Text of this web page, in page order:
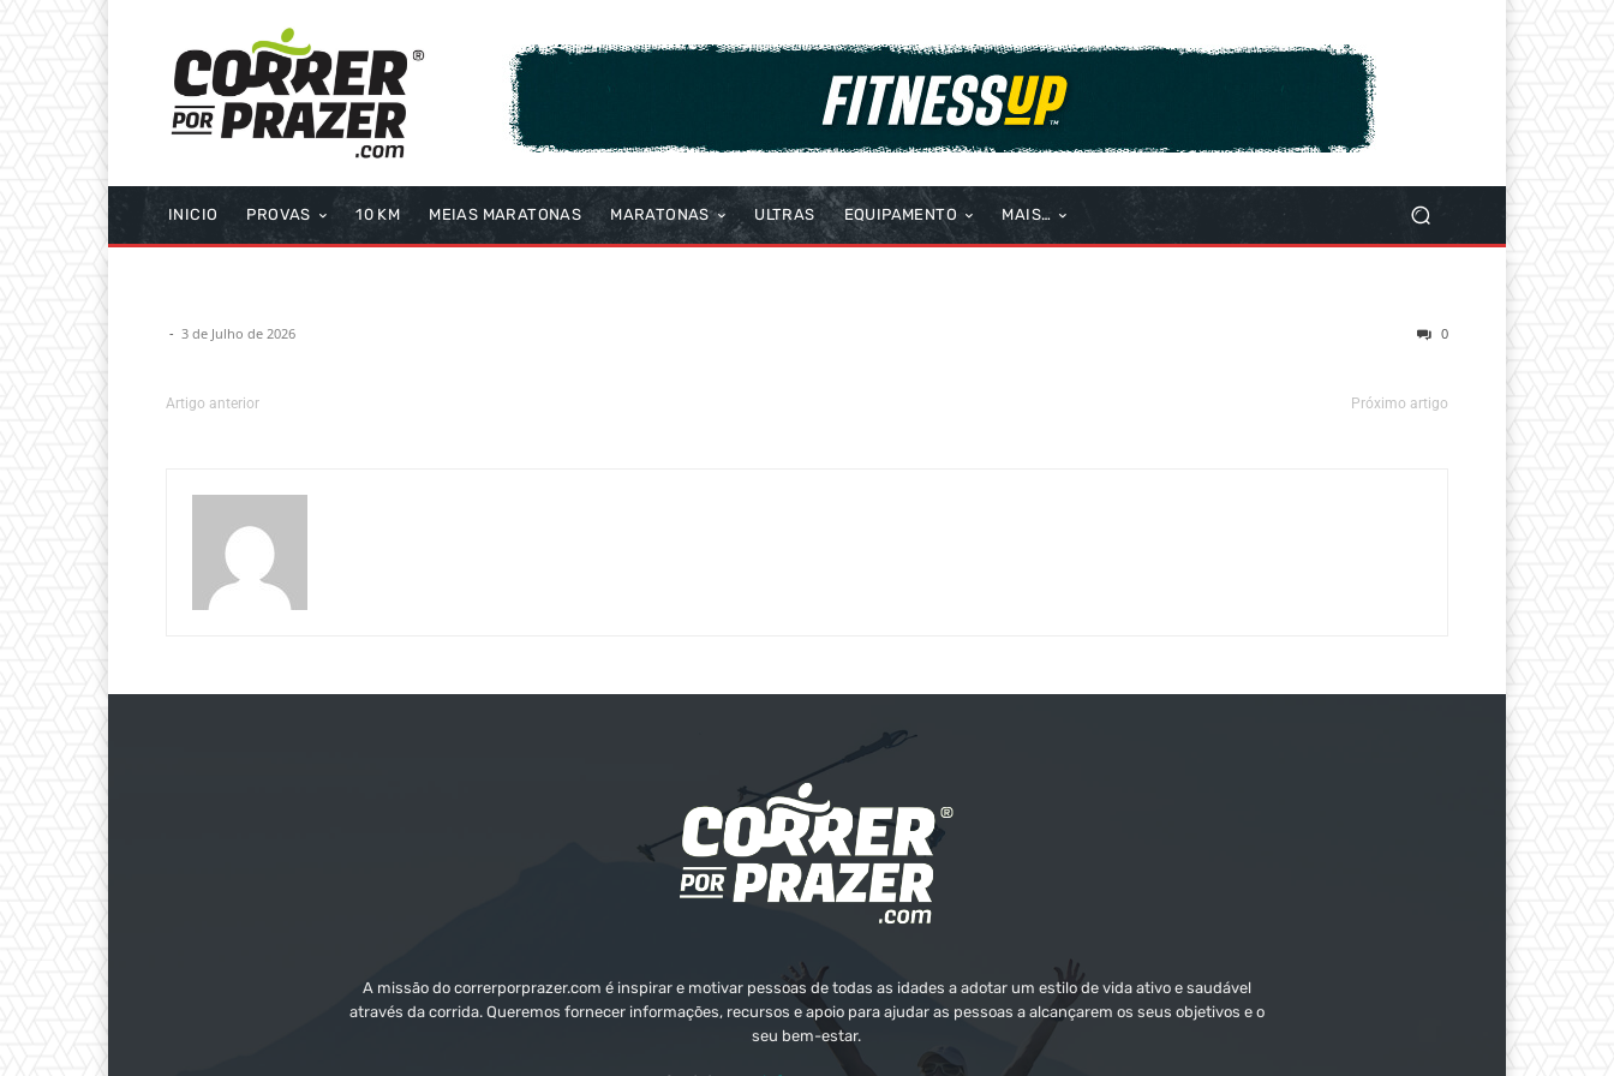
INICIO PROVAS 10 KM MEIAS MARATONAS MARATONAS ULTRAS EQUIPAMENTO MAIS…
- 3 de Julho de 2026 0
Artigo anterior Próximo artigo
A missão do correrporprazer.com é inspirar e motivar pessoas de todas as idades a adotar um estilo de vida ativo e saudável
através da corrida. Queremos fornecer informações, recursos e apoio para ajudar as pessoas a alcançarem os seus objetivos e o
seu bem-estar.